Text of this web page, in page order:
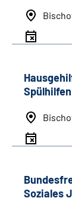
Soziales